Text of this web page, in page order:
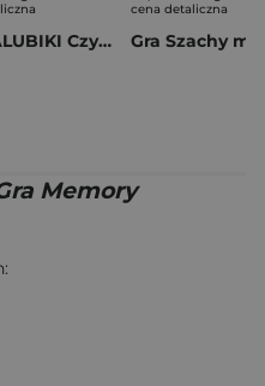
Gra MALUBIKI Czytam Piszę Koduję
cena detaliczna
Memory